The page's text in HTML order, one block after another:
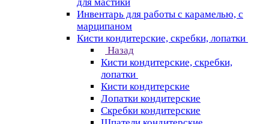
Инвентарь для работы с карамелью, с
марципаном
Кисти кондитерские, скребки, лопатки
Назад
Кисти кондитерские, скребки,
лопатки
Кисти кондитерские
Лопатки кондитерские
Скребки кондитерские